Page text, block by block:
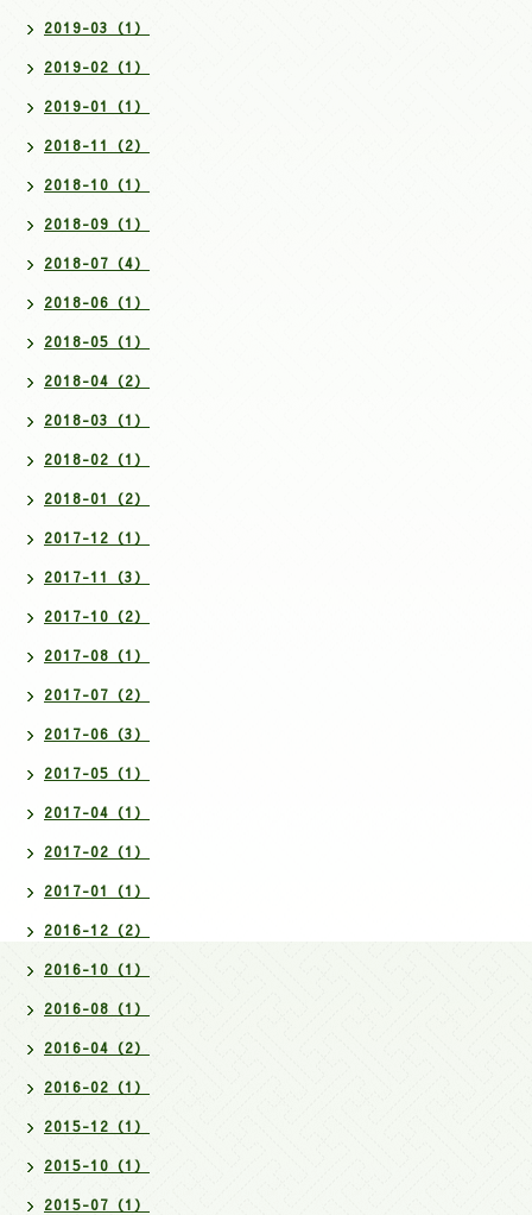
2019-03（1）
2019-02（1）
2019-01（1）
2018-11（2）
2018-10（1）
2018-09（1）
2018-07（4）
2018-06（1）
2018-05（1）
2018-04（2）
2018-03（1）
2018-02（1）
2018-01（2）
2017-12（1）
2017-11（3）
2017-10（2）
2017-08（1）
2017-07（2）
2017-06（3）
2017-05（1）
2017-04（1）
2017-02（1）
2017-01（1）
2016-12（2）
2016-10（1）
2016-08（1）
2016-04（2）
2016-02（1）
2015-12（1）
2015-10（1）
2015-07（1）